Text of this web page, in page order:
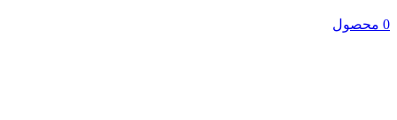
0 محصول